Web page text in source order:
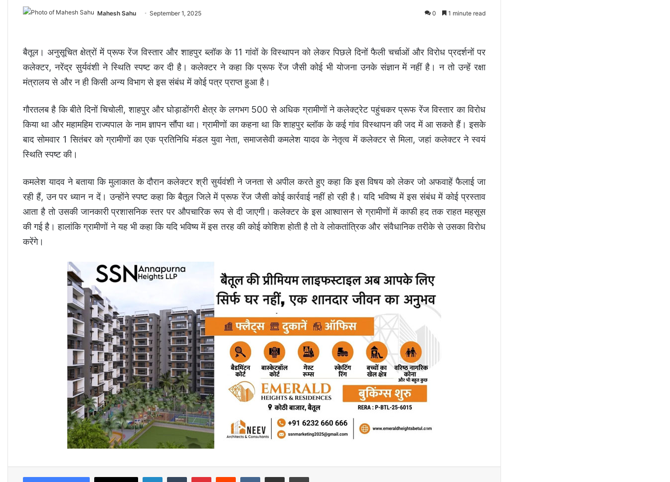
Mahesh Sahu September 1, 2025 0 1 minute read
बैतूल। अनुसूचित क्षेत्रों में प्रूफ रेंज विस्तार और शाहपुर ब्लॉक के 11 गांवों के विस्थापन को लेकर पिछले दिनों फैली चर्चाओं और विरोध प्रदर्शनों पर
कलेक्टर, नरेंद्र सुर्यवंशी ने स्थिति स्पष्ट कर दी है। कलेक्टर ने कहा कि प्रूफ रेंज जैसी कोई भी योजना उनके संज्ञान में नहीं है। न तो उन्हें रक्षा
मंत्रालय से और न ही किसी अन्य विभाग से इस संबंध में कोई पत्र प्राप्त हुआ है।
गौरतलब है कि बीते दिनों चिचोली, शाहपुर और घोड़ाडोंगरी क्षेत्र के लगभग 500 से अधिक ग्रामीणों ने कलेक्ट्रेट पहुंचकर प्रूफ रेंज विस्तार का विरोध
किया था और महामहिम राज्यपाल के नाम ज्ञापन सौंपा था। ग्रामीणों का कहना था कि शाहपुर ब्लॉक के कई गांव विस्थापन की जद में आ सकते हैं। इसके
बाद सोमवार 1 सितंबर को ग्रामीणों का एक प्रतिनिधि मंडल युवा नेता, समाजसेवी कमलेश यादव के नेतृत्व में कलेक्टर से मिला, जहां कलेक्टर ने स्वयं
स्थिति स्पष्ट की।
कमलेश यादव ने बताया कि मुलाकात के दौरान कलेक्टर श्री सुर्यवंशी ने जनता से अपील करते हुए कहा कि इस विषय को लेकर जो अफवाहें फैलाई जा
रही हैं, उन पर ध्यान न दें। उन्होंने स्पष्ट कहा कि बैतूल जिले में प्रूफ रेंज जैसी कोई कार्रवाई नहीं हो रही है। यदि भविष्य में इस संबंध में कोई प्रस्ताव
आता है तो उसकी जानकारी प्रशासनिक स्तर पर औपचारिक रूप से दी जाएगी। कलेक्टर के इस आश्वासन से ग्रामीणों में काफी हद तक राहत महसूस
की गई है। हालांकि ग्रामीणों ने यह भी कहा कि यदि भविष्य में इस तरह की कोई कोशिश होती है तो वे लोकतांत्रिक और संवैधानिक तरीके से उसका विरोध
करेंगे।